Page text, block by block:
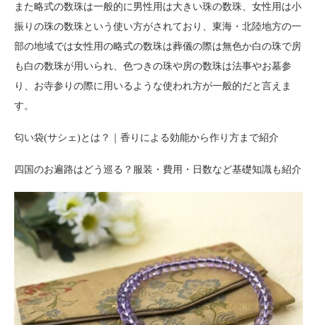
また略式の数珠は一般的に男性用は大きい珠の数珠、女性用は小
振りの珠の数珠という使い方がされており、東海・北陸地方の一
部の地域では女性用の略式の数珠は葬儀の際は無色か白の珠で房
も白の数珠が用いられ、色つきの珠や房の数珠は法事やお墓参
り、お寺参りの際に用いるような使われ方が一般的だと言えま
す。
匂い袋(サシェ)とは？｜香りによる効能から作り方まで紹介
四国のお遍路はどう巡る？服装・費用・日数など基礎知識も紹介